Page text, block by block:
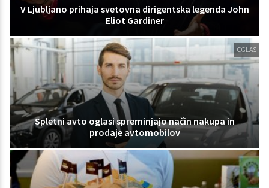
V Ljubljano prihaja svetovna dirigentska legenda John
Eliot Gardiner
OGLAS
Spletni avto oglasi spreminjajo način nakupa in
prodaje avtomobilov